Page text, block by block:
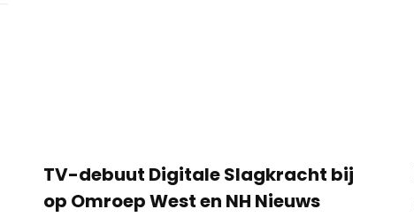
TV-debuut Digitale Slagkracht bij
op Omroep West en NH Nieuws